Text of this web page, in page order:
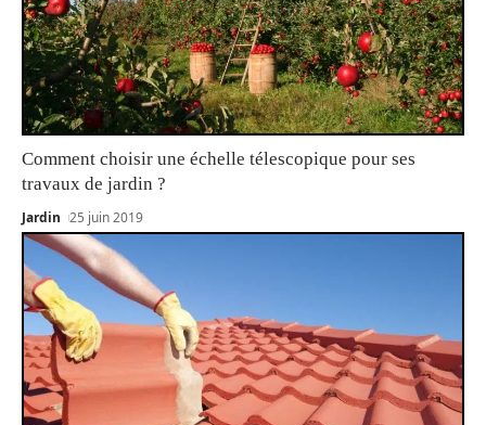
Comment choisir une échelle télescopique pour ses
travaux de jardin ?
Jardin 25 juin 2019